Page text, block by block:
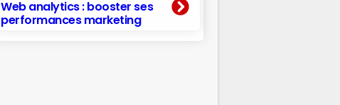
Web analytics : booster ses
performances marketing